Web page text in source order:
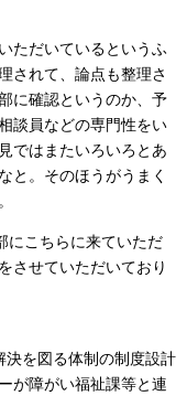
ただいているというふ
されて、論点も整理さ
に確認というのか、予
談員などの専門性をい
ではまたいろいろとあ
と。そのほうがうまく
こちらに来ていただ
させていただいており
を図る体制の制度設計
が障がい福祉課等と連